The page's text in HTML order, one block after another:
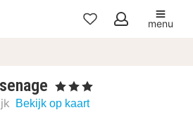
Mijn
menu
, 3 Sterren
Bekijk op kaart